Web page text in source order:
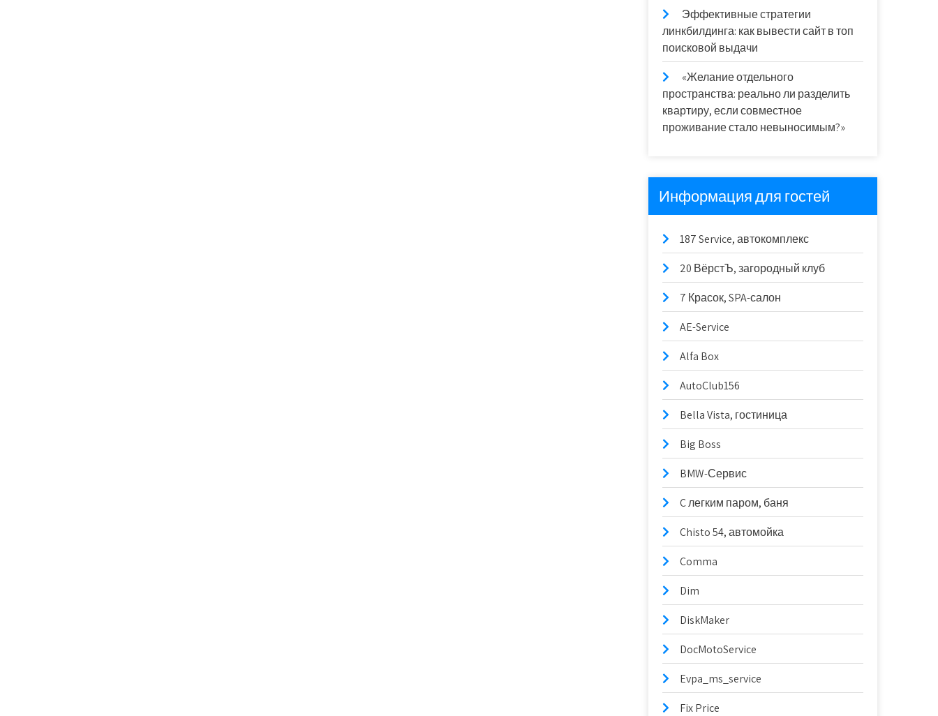
Эффективные стратегии
линкбилдинга: как вывести сайт в топ
поисковой выдачи
«Желание отдельного
пространства: реально ли разделить
квартиру, если совместное
проживание стало невыносимым?»
Информация для гостей
187 Service, автокомплекс
20 ВёрстЪ, загородный клуб
7 Красок, SPA-салон
AE-Service
Alfa Box
AutoClub156
Bella Vista, гостиница
Big Boss
BMW-Сервис
C легким паром, баня
Chisto 54, автомойка
Comma
Dim
DiskMaker
DocMotoService
Evpa_ms_service
Fix Price